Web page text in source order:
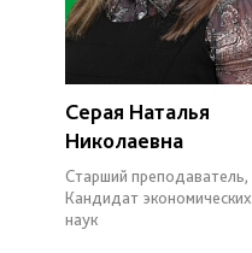
Серая Наталья
Николаевна
Старший преподаватель,
Кандидат экономических
наук